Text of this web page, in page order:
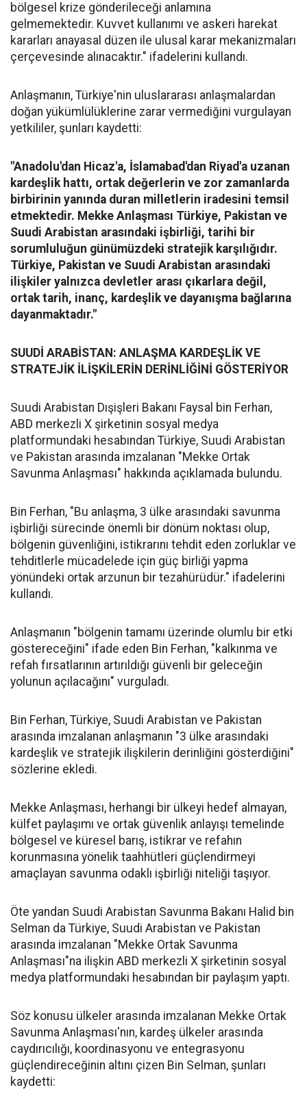
bölgesel krize gönderileceği anlamına
gelmemektedir. Kuvvet kullanımı ve askeri harekat
kararları anayasal düzen ile ulusal karar mekanizmaları
çerçevesinde alınacaktır." ifadelerini kullandı.
Anlaşmanın, Türkiye'nin uluslararası anlaşmalardan
doğan yükümlülüklerine zarar vermediğini vurgulayan
yetkililer, şunları kaydetti:
"Anadolu'dan Hicaz'a, İslamabad'dan Riyad'a uzanan
kardeşlik hattı, ortak değerlerin ve zor zamanlarda
birbirinin yanında duran milletlerin iradesini temsil
etmektedir. Mekke Anlaşması Türkiye, Pakistan ve
Suudi Arabistan arasındaki işbirliği, tarihi bir
sorumluluğun günümüzdeki stratejik karşılığıdır.
Türkiye, Pakistan ve Suudi Arabistan arasındaki
ilişkiler yalnızca devletler arası çıkarlara değil,
ortak tarih, inanç, kardeşlik ve dayanışma bağlarına
dayanmaktadır."
SUUDİ ARABİSTAN: ANLAŞMA KARDEŞLİK VE
STRATEJİK İLİŞKİLERİN DERİNLİĞİNİ GÖSTERİYOR
Suudi Arabistan Dışişleri Bakanı Faysal bin Ferhan,
ABD merkezli X şirketinin sosyal medya
platformundaki hesabından Türkiye, Suudi Arabistan
ve Pakistan arasında imzalanan "Mekke Ortak
Savunma Anlaşması" hakkında açıklamada bulundu.
Bin Ferhan, "Bu anlaşma, 3 ülke arasındaki savunma
işbirliği sürecinde önemli bir dönüm noktası olup,
bölgenin güvenliğini, istikrarını tehdit eden zorluklar ve
tehditlerle mücadelede için güç birliği yapma
yönündeki ortak arzunun bir tezahürüdür." ifadelerini
kullandı.
Anlaşmanın "bölgenin tamamı üzerinde olumlu bir etki
göstereceğini" ifade eden Bin Ferhan, "kalkınma ve
refah fırsatlarının artırıldığı güvenli bir geleceğin
yolunun açılacağını" vurguladı.
Bin Ferhan, Türkiye, Suudi Arabistan ve Pakistan
arasında imzalanan anlaşmanın "3 ülke arasındaki
kardeşlik ve stratejik ilişkilerin derinliğini gösterdiğini"
sözlerine ekledi.
Mekke Anlaşması, herhangi bir ülkeyi hedef almayan,
külfet paylaşımı ve ortak güvenlik anlayışı temelinde
bölgesel ve küresel barış, istikrar ve refahın
korunmasına yönelik taahhütleri güçlendirmeyi
amaçlayan savunma odaklı işbirliği niteliği taşıyor.
Öte yandan Suudi Arabistan Savunma Bakanı Halid bin
Selman da Türkiye, Suudi Arabistan ve Pakistan
arasında imzalanan "Mekke Ortak Savunma
Anlaşması"na ilişkin ABD merkezli X şirketinin sosyal
medya platformundaki hesabından bir paylaşım yaptı.
Söz konusu ülkeler arasında imzalanan Mekke Ortak
Savunma Anlaşması'nın, kardeş ülkeler arasında
caydırıcılığı, koordinasyonu ve entegrasyonu
güçlendireceğinin altını çizen Bin Selman, şunları
kaydetti: